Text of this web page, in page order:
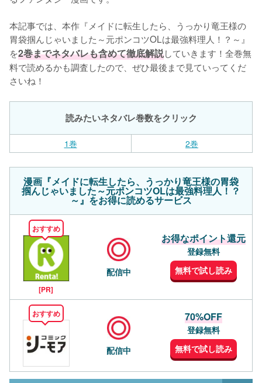
本記事では、本作『メイドに転生したら、うっかり竜王様の
胃袋掴んじゃいました～元ポンコツOLは最強料理人！？～』
を2巻までネタバレも含めて徹底解説していきます！全巻無
料で読めるかも調査したので、ぜひ最後まで見ていってくだ
さいね！
読みたいネタバレ巻数をクリック
1巻 2巻
漫画『メイドに転生したら、うっかり竜王様の胃袋
掴んじゃいました～元ポンコツOLは最強料理人！？
～』をお得に読めるサービス
おすすめ
[PR]
配信中
お得なポイント還元
登録無料
無料で試し読み
おすすめ
配信中
70%OFF
登録無料
無料で試し読み